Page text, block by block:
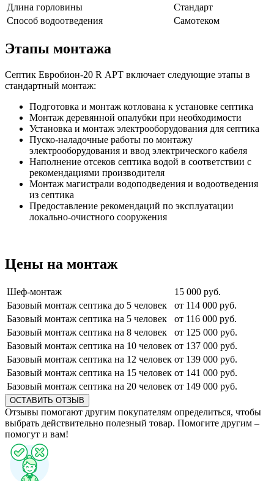
Длина горловины
Стандарт
Способ водоотведения
Самотеком
Этапы монтажа
Септик Евробион-20 R АРТ включает следующие этапы в
стандартный монтаж:
Подготовка и монтаж котлована к установке септика
Монтаж деревянной опалубки при необходимости
Установка и монтаж электрооборудования для септика
Пуско-наладочные работы по монтажу
электрооборудования и ввод электрического кабеля
Наполнение отсеков септика водой в соответствии с
рекомендациями производителя
Монтаж магистрали водоподведения и водоотведения
из септика
Предоставление рекомендаций по эксплуатации
локально-очистного сооружения
Цены на монтаж
Шеф-монтаж
15 000 руб.
Базовый монтаж септика до 5 человек
от 114 000 руб.
Базовый монтаж септика на 5 человек
от 116 000 руб.
Базовый монтаж септика на 8 человек
от 125 000 руб.
Базовый монтаж септика на 10 человек от 137 000 руб.
Базовый монтаж септика на 12 человек от 139 000 руб.
Базовый монтаж септика на 15 человек от 141 000 руб.
Базовый монтаж септика на 20 человек от 149 000 руб.
ОСТАВИТЬ ОТЗЫВ
Отзывы помогают другим покупателям определиться, чтобы
выбрать действительно полезный товар. Помогите другим –
помогут и вам!